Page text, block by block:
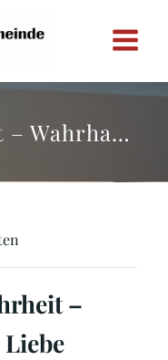
Liebevolle Wahrheit – Wahrhaftige Liebe
–